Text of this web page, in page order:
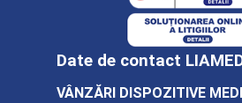
Date de contact
VÂNZĂRI DISPOZITIVE